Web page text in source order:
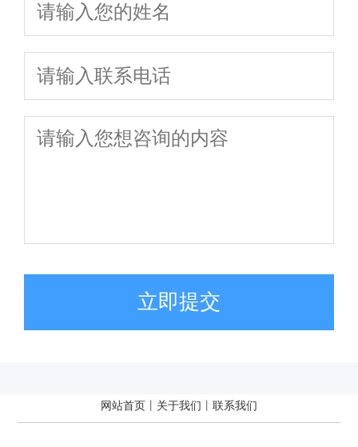
立即提交
网站首页 关于我们 联系我们